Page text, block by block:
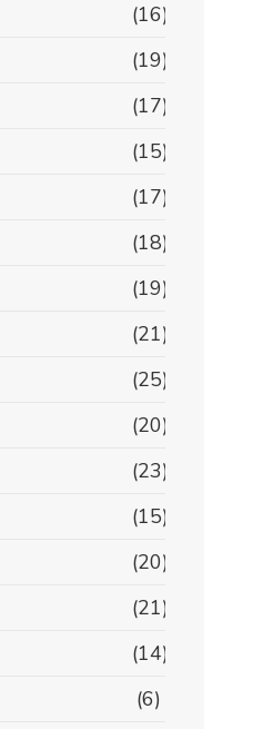
(16)
(19)
(17)
(15)
(17)
(18)
(19)
(21)
(25)
(20)
(23)
(15)
(20)
(21)
(14)
(6)